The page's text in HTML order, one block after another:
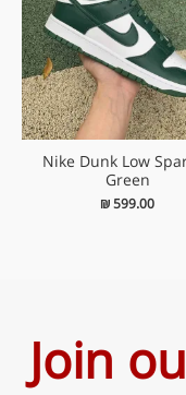
Nike Dunk Low
Green
₪599.00
Join